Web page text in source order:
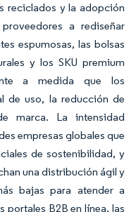
reciclados y la adopción
a rediseñar
espumosas, las bolsas
y los SKU premium
a medida que los
de uso, la reducción de
marca. La intensidad
empresas globales que
de sostenibilidad, y
una distribución ágil y
bajas para atender a
portales B2B en línea, las